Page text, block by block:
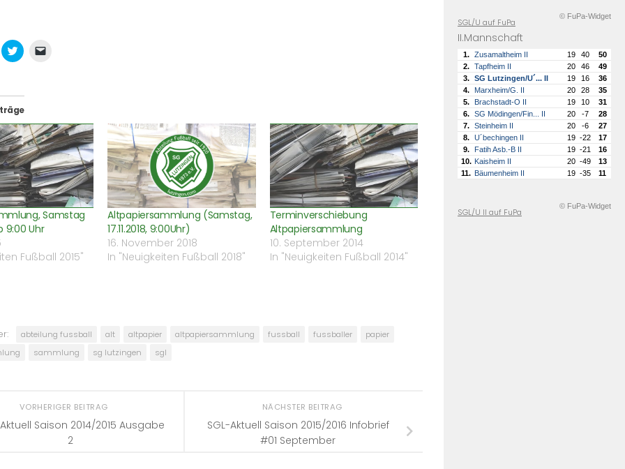
Klick,
um
teilen
in
neuem
Fenster
geöffnet)
Mail
zu
senden
(Wird
in
neuem
Fenster
geöffnet)
Samstag
9:00 Uhr
Fußball 2015"
Altpapiersammlung (Samstag,
17.11.2018, 9:00Uhr)
16. November 2018
In "Neuigkeiten Fußball 2018"
Terminverschiebung
Altpapiersammlung
10. September 2014
In "Neuigkeiten Fußball 2014"
abteilung fussball alt altpapier altpapiersammlung fussball fussballer
papier
sammlung sg lutzingen sgl
NÄCHSTER BEITRAG
SGL-Aktuell Saison 2015/2016 Infobrief
#01 September
VORHERIGER BEITRAG
Saison 2014/2015 Ausgabe
2
© FuPa-Widget
SGL/U auf FuPa
II.Mannschaft
1. Zusamaltheim II 19 40
50
2.
Tapfheim II 20 46
49
3.
SG Lutzingen/U´... II 19 16
36
4.
Marxheim/G. II 20 28
35
5.
Brachstadt-O II 19 10
31
6.
SG Mödingen/Fin... II 20 -7
28
7.
Steinheim II 20 -6
27
8.
U´bechingen II 19 -22
17
9.
Fatih Asb.-B II 19 -21
16
10. Kaisheim II 20 -49
13
11. Bäumenheim II 19 -35 11
© FuPa-Widget
SGL/U II auf FuPa